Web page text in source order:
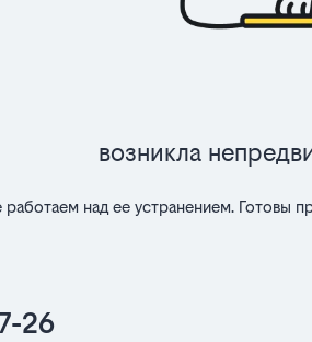
Возникла
работаем над ее устранением. Готовы
26